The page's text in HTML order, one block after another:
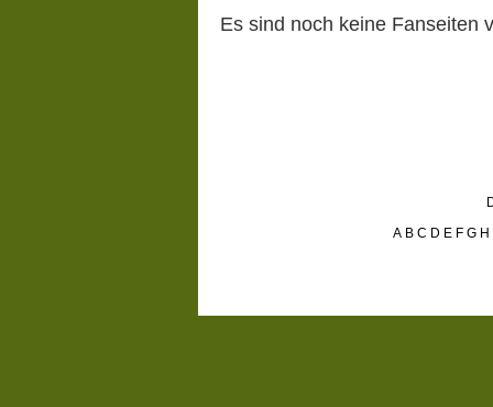
Es sind noch keine Fanseiten
A B C D E F G H